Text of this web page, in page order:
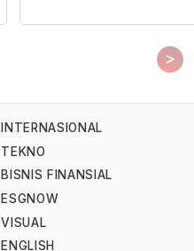
>
INTERNASIONAL
TEKNO
BISNIS FINANSIAL
ESGNOW
VISUAL
ENGLISH